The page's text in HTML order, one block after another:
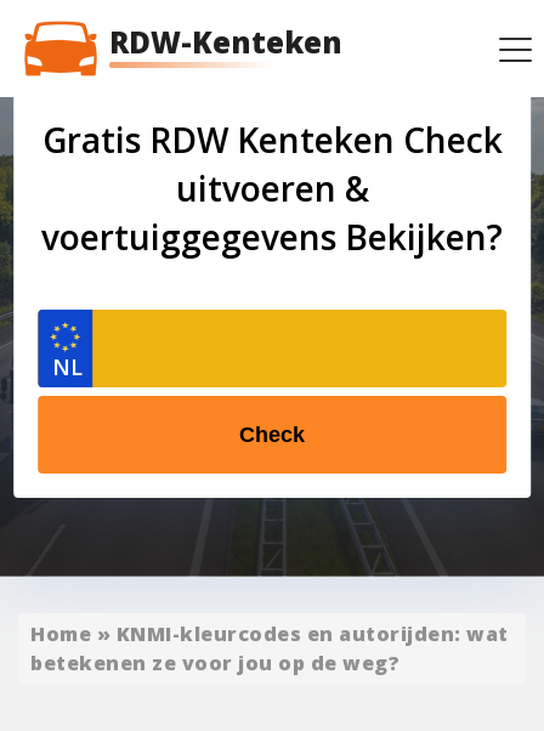
RDW-Kenteken
Gratis RDW Kenteken Check
uitvoeren &
voertuiggegevens Bekijken?
Check
Home » KNMI-kleurcodes en autorijden: wat
betekenen ze voor jou op de weg?